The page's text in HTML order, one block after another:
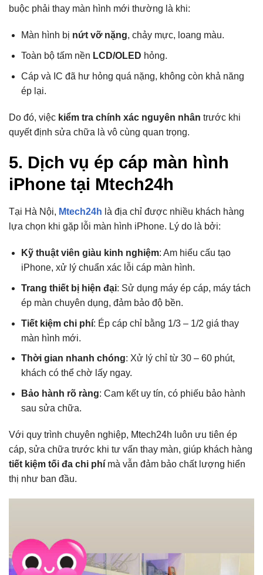
buộc phải thay màn hình mới thường là khi:
Màn hình bị nứt vỡ nặng, chảy mực, loang màu.
Toàn bộ tấm nền LCD/OLED hỏng.
Cáp và IC đã hư hỏng quá nặng, không còn khả năng
ép lại.
Do đó, việc kiểm tra chính xác nguyên nhân trước khi
quyết định sửa chữa là vô cùng quan trọng.
5. Dịch vụ ép cáp màn hình
iPhone tại Mtech24h
Tại Hà Nội, Mtech24h là địa chỉ được nhiều khách hàng
lựa chọn khi gặp lỗi màn hình iPhone. Lý do là bởi:
Kỹ thuật viên giàu kinh nghiệm: Am hiểu cấu tạo
iPhone, xử lý chuẩn xác lỗi cáp màn hình.
Trang thiết bị hiện đại: Sử dụng máy ép cáp, máy tách
ép màn chuyên dụng, đảm bảo độ bền.
Tiết kiệm chi phí: Ép cáp chỉ bằng 1/3 – 1/2 giá thay
màn hình mới.
Thời gian nhanh chóng: Xử lý chỉ từ 30 – 60 phút,
khách có thể chờ lấy ngay.
Bảo hành rõ ràng: Cam kết uy tín, có phiếu bảo hành
sau sửa chữa.
Với quy trình chuyên nghiệp, Mtech24h luôn ưu tiên ép
cáp, sửa chữa trước khi tư vấn thay màn, giúp khách hàng
tiết kiệm tối đa chi phí mà vẫn đảm bảo chất lượng hiển
thị như ban đầu.